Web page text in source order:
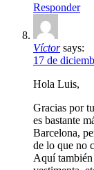
Responder
Víctor says:
17 de
Hola Luis,
Gracias por
es bastante
Barcelona,
de lo que no
Aquí